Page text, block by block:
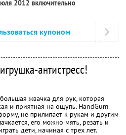
2012 включительно
купоном
антистресс!
жвачка для рук, которая
и приятная на ощупь. HandGum
не прилипает к рукам и другим
его можно мять, резать и
дети, начиная с трех лет.